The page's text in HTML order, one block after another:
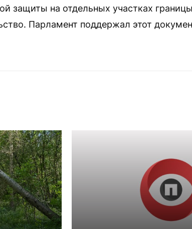
защиты на отдельных участках
Парламент поддержал этот